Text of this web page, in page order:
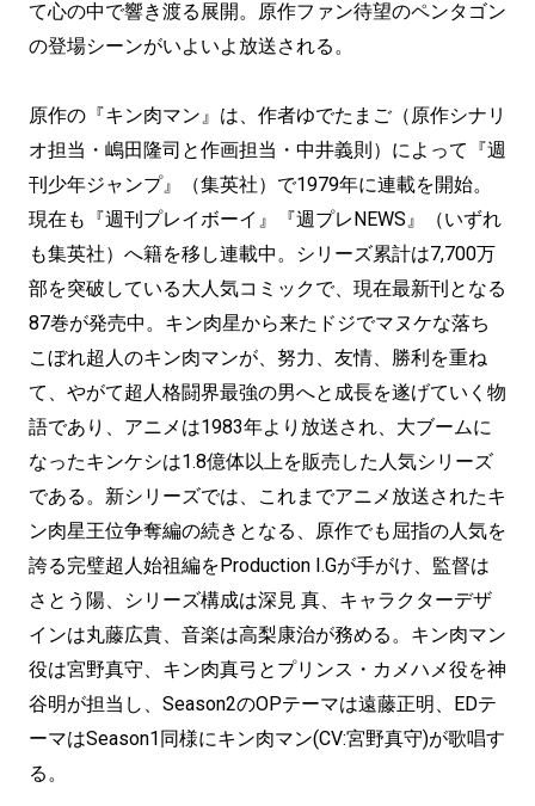
て心の中で響き渡る展開。原作ファン待望のペンタゴン
の登場シーンがいよいよ放送される。
原作の『キン肉マン』は、作者ゆでたまご（原作シナリ
オ担当・嶋田隆司と作画担当・中井義則）によって『週
刊少年ジャンプ』（集英社）で1979年に連載を開始。
現在も『週刊プレイボーイ』『週プレNEWS』（いずれ
も集英社）へ籍を移し連載中。シリーズ累計は7,700万
部を突破している大人気コミックで、現在最新刊となる
87巻が発売中。キン肉星から来たドジでマヌケな落ち
こぼれ超人のキン肉マンが、努力、友情、勝利を重ね
て、やがて超人格闘界最強の男へと成長を遂げていく物
語であり、アニメは1983年より放送され、大ブームに
なったキンケシは1.8億体以上を販売した人気シリーズ
である。新シリーズでは、これまでアニメ放送されたキ
ン肉星王位争奪編の続きとなる、原作でも屈指の人気を
誇る完璧超人始祖編をProduction I.Gが手がけ、監督は
さとう陽、シリーズ構成は深見 真、キャラクターデザ
インは丸藤広貴、音楽は高梨康治が務める。キン肉マン
役は宮野真守、キン肉真弓とプリンス・カメハメ役を神
谷明が担当し、Season2のOPテーマは遠藤正明、EDテ
ーマはSeason1同様にキン肉マン(CV:宮野真守)が歌唱す
る。